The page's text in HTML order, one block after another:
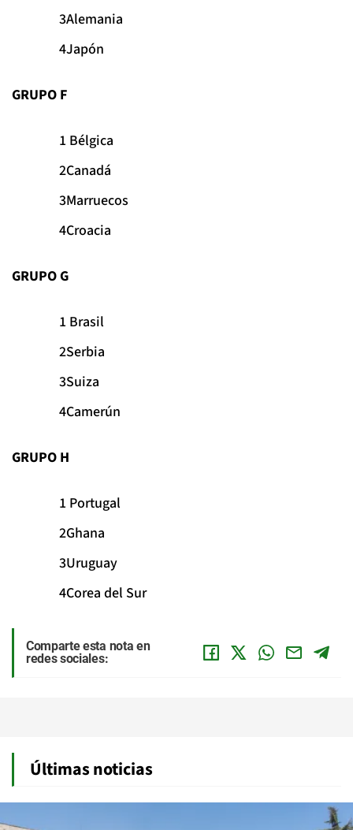
Alemania
Japón
GRUPO F
Bélgica
Canadá
Marruecos
Croacia
GRUPO G
Brasil
Serbia
Suiza
Camerún
GRUPO H
Portugal
Ghana
Uruguay
Corea del Sur
Comparte esta nota en
redes sociales:
Últimas noticias